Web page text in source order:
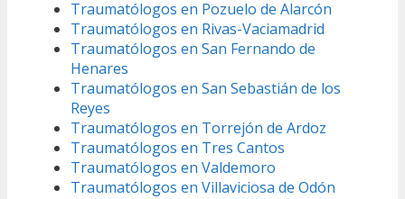
Traumatólogos en Pozuelo de Alarcón
Traumatólogos en Rivas-Vaciamadrid
Traumatólogos en San Fernando de
Henares
Traumatólogos en San Sebastián de los
Reyes
Traumatólogos en Torrejón de Ardoz
Traumatólogos en Tres Cantos
Traumatólogos en Valdemoro
Traumatólogos en Villaviciosa de Odón